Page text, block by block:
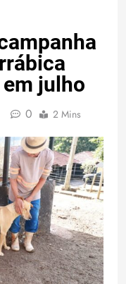
julho
0 2 Mins